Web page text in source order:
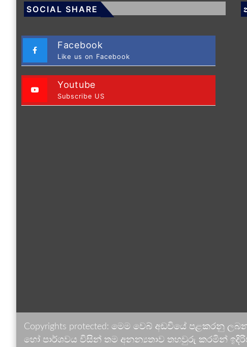
SOCIAL SHARE
Facebook
Like us on Facebook
Youtube
Subscribe US
Copyrights protected: මෙම වෙබ් අඩවියේ
හෝ පාර්ශවය විසින් තම අනන්‍යතාව තහවුරු කරමින්